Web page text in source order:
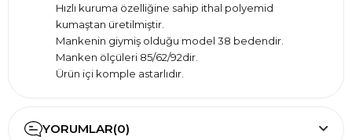
Hızlı kuruma özelliğine sahip ithal polyemid
kumaştan üretilmiştir.
Mankenin giymiş olduğu model 38 bedendir.
Manken ölçüleri 85/62/92dir.
Ürün içi komple astarlıdır.
YORUMLAR(0)